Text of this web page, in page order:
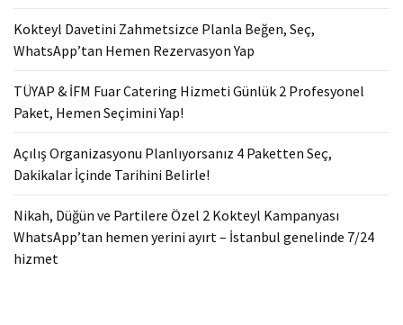
Kokteyl Davetini Zahmetsizce Planla Beğen, Seç,
WhatsApp’tan Hemen Rezervasyon Yap
TÜYAP & İFM Fuar Catering Hizmeti Günlük 2 Profesyonel
Paket, Hemen Seçimini Yap!
Açılış Organizasyonu Planlıyorsanız 4 Paketten Seç,
Dakikalar İçinde Tarihini Belirle!
Nikah, Düğün ve Partilere Özel 2 Kokteyl Kampanyası
WhatsApp’tan hemen yerini ayırt – İstanbul genelinde 7/24
hizmet